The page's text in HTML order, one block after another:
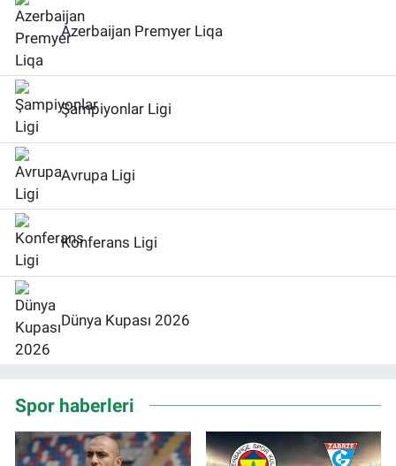
Azerbaijan Premyer Liqa
Şampiyonlar Ligi
Avrupa Ligi
Konferans Ligi
Dünya Kupası 2026
Spor haberleri